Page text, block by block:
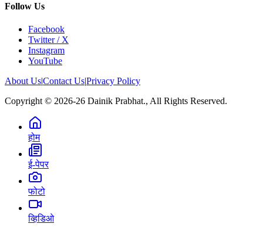
Follow Us
Facebook
Twitter / X
Instagram
YouTube
About Us|Contact Us|Privacy Policy
Copyright © 2026-26 Dainik Prabhat., All Rights Reserved.
होम
ई-पेपर
फोटो
व्हिडिओ